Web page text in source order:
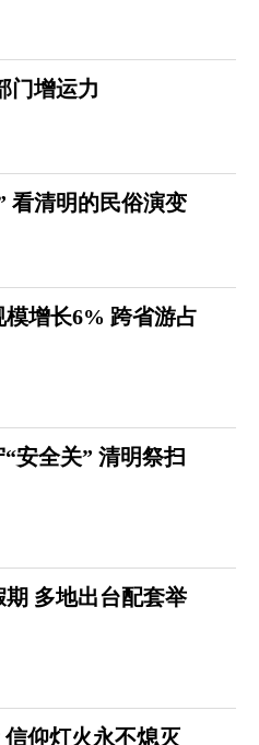
门增运力
看清明的民俗演变
增长6% 跨省游占
安全关” 清明祭扫
多地出台配套举
仰灯火永不熄灭